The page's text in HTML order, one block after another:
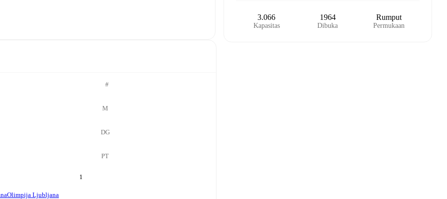
#
M
DG
PT
1
Olimpija Ljubljana
3.066
Kapasitas
1964
Dibuka
Rumput
Permukaan